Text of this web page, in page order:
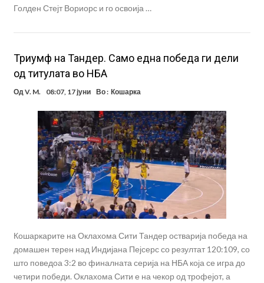
Голден Стејт Вориорс и го освоија …
Триумф на Тандер. Само една победа ги дели
од титулата во НБА
Од V. M. 08:07, 17 јуни Во : Кошарка
Кошаркарите на Оклахома Сити Тандер остварија победа на
домашен терен над Индијана Пејсерс со резултат 120:109, со
што поведоа 3:2 во финалната серија на НБА која се игра до
четири победи. Оклахома Сити е на чекор од трофејот, а